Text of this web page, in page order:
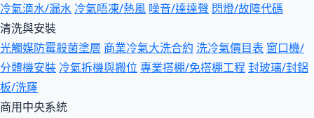
冷氣滴水/漏水 冷氣唔凍/熱風 噪音/達達聲 閃燈/故障代碼
清洗與安裝
光觸媒防霉殺菌塗層 商業冷氣大洗合約 洗冷氣價目表 窗口機/
分體機安裝 冷氣拆機與搬位 專業搭棚/免搭棚工程 封玻璃/封鋁
板/洗窿
商用中央系統